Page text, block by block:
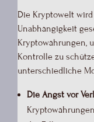
Die Kryptowelt
Unabhängigkeit
Kryptowährungen,
Kontrolle zu
unterschiedliche
Die Angst vor